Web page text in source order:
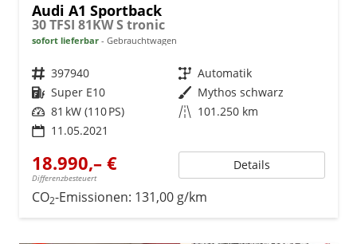
Audi A1 Sportback
30 TFSI 81KW S tronic
sofort lieferbar Gebrauchtwagen
Fahrzeugnr. 397940 Getriebe Automatik
Kraftstoff Super E10 Außenfarbe Mythos schwarz
Leistung 81 kW (110 PS) Kilometerstand 101.250 km
11.05.2021
18.990,– €
Differenzbesteuert
Details
CO2-Emissionen: 131,00 g/km